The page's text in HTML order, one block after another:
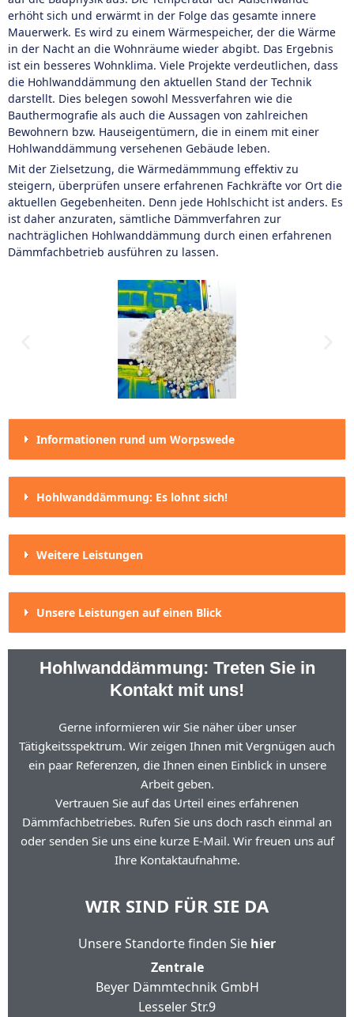
erhöht sich und erwärmt in der Folge das gesamte innere
Mauerwerk. Es wird zu einem Wärmespeicher, der die Wärme
in der Nacht an die Wohnräume wieder abgibt. Das Ergebnis
ist ein besseres Wohnklima. Viele Projekte verdeutlichen, dass
die Hohlwanddämmung den aktuellen Stand der Technik
darstellt. Dies belegen sowohl Messverfahren wie die
Bauthermografie als auch die Aussagen von zahlreichen
Bewohnern bzw. Hauseigentümern, die in einem mit einer
Hohlwanddämmung versehenen Gebäude leben.
Mit der Zielsetzung, die Wärmedämmmung effektiv zu
steigern, überprüfen unsere erfahrenen Fachkräfte vor Ort die
aktuellen Gegebenheiten. Denn jede Hohlschicht ist anders. Es
ist daher anzuraten, sämtliche Dämmverfahren zur
nachträglichen Hohlwanddämmung durch einen erfahrenen
Dämmfachbetrieb ausführen zu lassen.
Informationen rund um Worpswede
Hohlwanddämmung: Es lohnt sich!
Weitere Leistungen
Unsere Leistungen auf einen Blick
Hohlwanddämmung: Treten Sie in
Kontakt mit uns!
Gerne informieren wir Sie näher über unser
Tätigkeitsspektrum. Wir zeigen Ihnen mit Vergnügen auch
ein paar Referenzen, die Ihnen einen Einblick in unsere
Arbeit geben.
Vertrauen Sie auf das Urteil eines erfahrenen
Dämmfachbetriebes. Rufen Sie uns doch rasch einmal an
oder senden Sie uns eine kurze E-Mail. Wir freuen uns auf
Ihre Kontaktaufnahme.
WIR SIND FÜR SIE DA
Unsere Standorte finden Sie hier
Zentrale
Beyer Dämmtechnik GmbH
Lesseler Str.9